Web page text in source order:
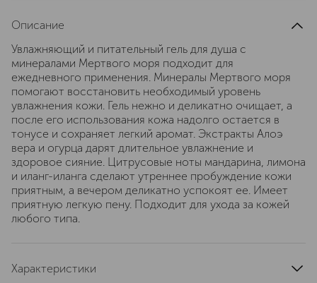
Описание
Увлажняющий и питательный гель для душа с
минералами Мертвого моря подходит для
ежедневного применения. Минералы Мертвого моря
помогают восстановить необходимый уровень
увлажнения кожи. Гель нежно и деликатно очищает, а
после его использования кожа надолго остается в
тонусе и сохраняет легкий аромат. Экстракты Алоэ
вера и огурца дарят длительное увлажнение и
здоровое сияние. Цитрусовые ноты мандарина, лимона
и иланг-иланга сделают утреннее пробуждение кожи
приятным, а вечером деликатно успокоят ее. Имеет
приятную легкую пену. Подходит для ухода за кожей
любого типа.
Характеристики